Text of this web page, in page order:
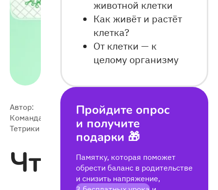
Автор:
Команда
Тетрики
4 313
Что
животной клетки
Как живёт и растёт
клетка?
От клетки — к
целому организму
Пройдите опрос
и получите
подарки 🎁
Памятку, которая поможет
обрести баланс в родительстве
и снизить напряжение,